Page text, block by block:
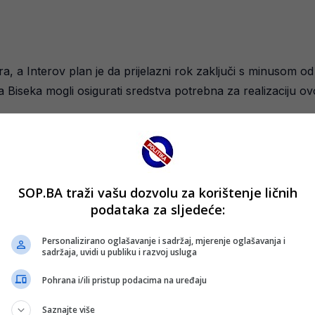
a Interov plan je da prijelazni rok zaključi s minusom
mogli osigurati sredstva potrebna za realizaciju
Dejana Stankovića, Sebastiana Esposita i
rezultatima prošle sezone, uključujući plasman u
u Milano i ideja da zaigra u dresu Intera mu se
SOP.BA traži vašu dozvolu za korištenje ličnih
podataka za sljedeće:
Personalizirano oglašavanje i sadržaj, mjerenje oglašavanja i
sadržaja, uvidi u publiku i razvoj usluga
Pohrana i/ili pristup podacima na uređaju
Saznajte više